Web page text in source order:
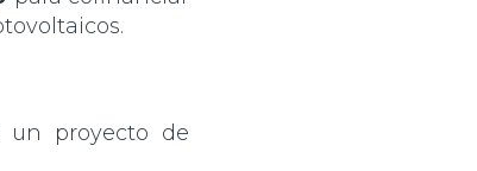
un proyecto de